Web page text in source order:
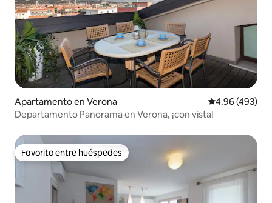
Apartamento en Verona Calificación
4.96 (493)
Departamento Panorama en Verona, ¡con vista!
Favorito entre huéspedes
Favorito entre huéspedes